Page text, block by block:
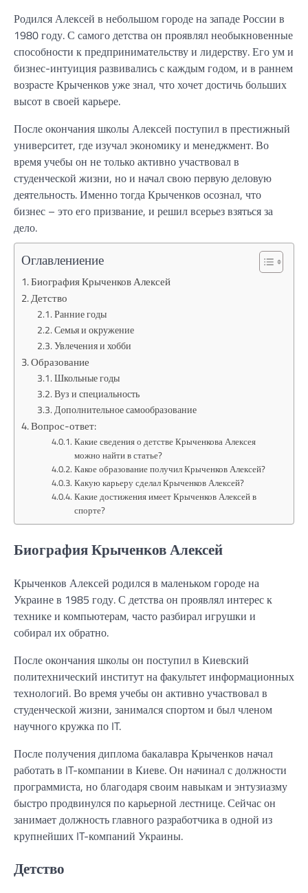
Родился Алексей в небольшом городе на западе России в
1980 году. С самого детства он проявлял необыкновенные
способности к предпринимательству и лидерству. Его ум и
бизнес-интуиция развивались с каждым годом, и в раннем
возрасте Крыченков уже знал, что хочет достичь больших
высот в своей карьере.
После окончания школы Алексей поступил в престижный
университет, где изучал экономику и менеджмент. Во
время учебы он не только активно участвовал в
студенческой жизни, но и начал свою первую деловую
деятельность. Именно тогда Крыченков осознал, что
бизнес – это его призвание, и решил всерьез взяться за
дело.
Оглавлениение
Биография Крыченков Алексей
Детство
Ранние годы
Семья и окружение
Увлечения и хобби
Образование
Школьные годы
Вуз и специальность
Дополнительное самообразование
Вопрос-ответ:
Какие сведения о детстве Крыченкова Алексея
можно найти в статье?
Какое образование получил Крыченков Алексей?
Какую карьеру сделал Крыченков Алексей?
Какие достижения имеет Крыченков Алексей в
спорте?
Биография Крыченков Алексей
Крыченков Алексей родился в маленьком городе на
Украине в 1985 году. С детства он проявлял интерес к
технике и компьютерам, часто разбирал игрушки и
собирал их обратно.
После окончания школы он поступил в Киевский
политехнический институт на факультет информационных
технологий. Во время учебы он активно участвовал в
студенческой жизни, занимался спортом и был членом
научного кружка по IT.
После получения диплома бакалавра Крыченков начал
работать в IT-компании в Киеве. Он начинал с должности
программиста, но благодаря своим навыкам и энтузиазму
быстро продвинулся по карьерной лестнице. Сейчас он
занимает должность главного разработчика в одной из
крупнейших IT-компаний Украины.
Детство